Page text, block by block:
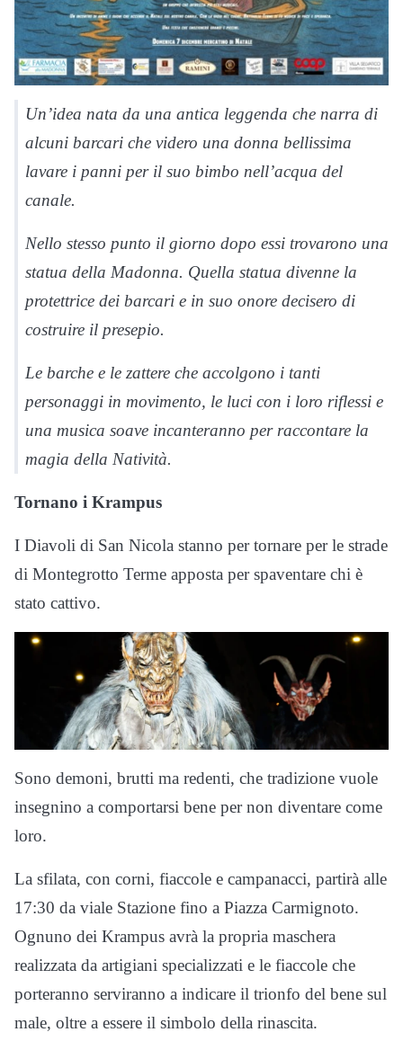
Un’idea nata da una antica leggenda che narra di
alcuni barcari che videro una donna bellissima
lavare i panni per il suo bimbo nell’acqua del
canale.
Nello stesso punto il giorno dopo essi trovarono una
statua della Madonna. Quella statua divenne la
protettrice dei barcari e in suo onore decisero di
costruire il presepio.
Le barche e le zattere che accolgono i tanti
personaggi in movimento, le luci con i loro riflessi e
una musica soave incanteranno per raccontare la
magia della Natività.
Tornano i Krampus
I Diavoli di San Nicola stanno per tornare per le strade
di Montegrotto Terme apposta per spaventare chi è
stato cattivo.
Sono demoni, brutti ma redenti, che tradizione vuole
insegnino a comportarsi bene per non diventare come
loro.
La sfilata, con corni, fiaccole e campanacci, partirà alle
17:30 da viale Stazione fino a Piazza Carmignoto.
Ognuno dei Krampus avrà la propria maschera
realizzata da artigiani specializzati e le fiaccole che
porteranno serviranno a indicare il trionfo del bene sul
male, oltre a essere il simbolo della rinascita.